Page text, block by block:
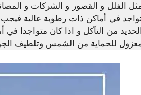
الفلل و القصور و الشركات و
في أماكن ذات رطوبة عالية فيجب
الحديد من التآكل و اذا كان متواجدا في
للحماية من الشمس وتلطيف